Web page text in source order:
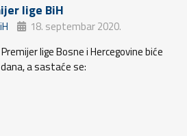
lige BiH
18. septembar 2020.
lige Bosne i Hercegovine biće
a sastaće se: